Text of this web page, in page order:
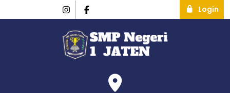
Login